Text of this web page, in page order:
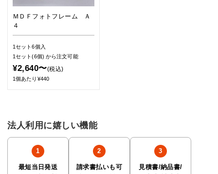
ＭＤＦフォトフレーム Ａ
４
1セット6個入
1セット(6個) から注文可能
¥2,640〜(税込)
1個あたり¥440
法人利用に嬉しい機能
最短当日発送 請求書払いも可 見積書/納品書/